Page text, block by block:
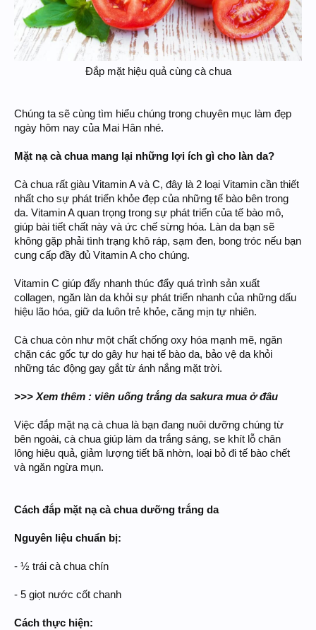
Đắp mặt hiệu quả cùng cà chua
Chúng ta sẽ cùng tìm hiểu chúng trong chuyên mục làm đẹp
ngày hôm nay của Mai Hân nhé.
Mặt nạ cà chua mang lại những lợi ích gì cho làn da?
Cà chua rất giàu Vitamin A và C, đây là 2 loại Vitamin cần thiết
nhất cho sự phát triển khỏe đẹp của những tế bào bên trong
da. Vitamin A quan trọng trong sự phát triển của tế bào mô,
giúp bài tiết chất này và ức chế sừng hóa. Làn da bạn sẽ
không gặp phải tình trạng khô ráp, sạm đen, bong tróc nếu bạn
cung cấp đầy đủ Vitamin A cho chúng.
Vitamin C giúp đẩy nhanh thúc đẩy quá trình sản xuất
collagen, ngăn làn da khỏi sự phát triển nhanh của những dấu
hiệu lão hóa, giữ da luôn trẻ khỏe, căng mịn tự nhiên.
Cà chua còn như một chất chống oxy hóa mạnh mẽ, ngăn
chặn các gốc tự do gây hư hại tế bào da, bảo vệ da khỏi
những tác động gay gắt từ ánh nắng mặt trời.
>>> Xem thêm : viên uống trắng da sakura mua ở đâu
Việc đắp mặt nạ cà chua là bạn đang nuôi dưỡng chúng từ
bên ngoài, cà chua giúp làm da trắng sáng, se khít lỗ chân
lông hiệu quả, giảm lượng tiết bã nhờn, loại bỏ đi tế bào chết
và ngăn ngừa mụn.
Cách đắp mặt nạ cà chua dưỡng trắng da
Nguyên liệu chuẩn bị:
- ½ trái cà chua chín
- 5 giọt nước cốt chanh
Cách thực hiện: